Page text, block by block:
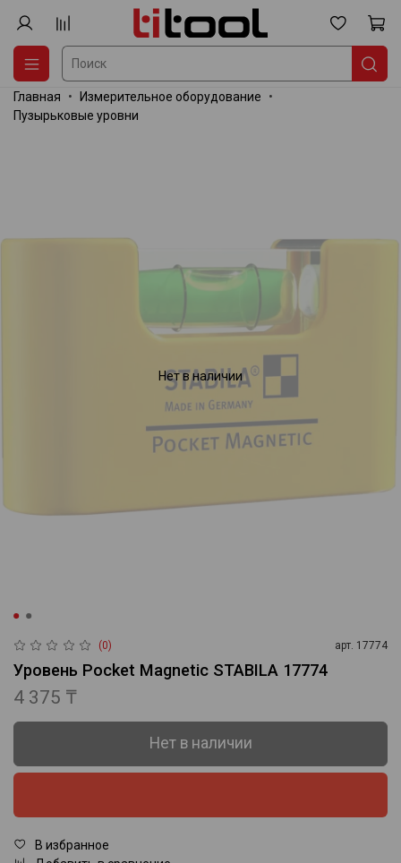
Главная
Измерительное оборудование
Пузырьковые уровни
Нет в наличии
(0) арт. 17774
Уровень Pocket Magnetic STABILA 17774
4 375 ₸
Нет в наличии
В избранное